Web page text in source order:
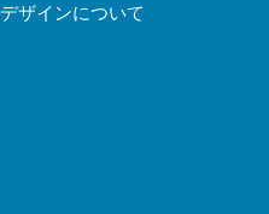
ザインについて